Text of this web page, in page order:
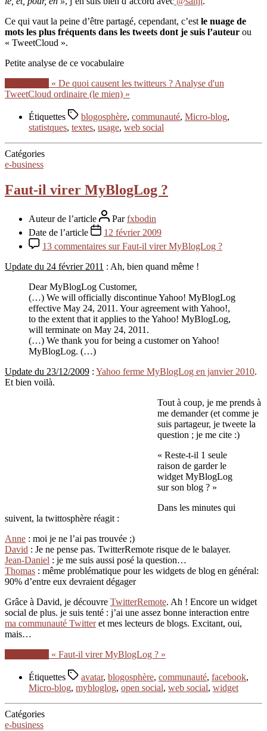
Ce qui vaut la peine d’être partagé, cependant, c’est le nuage de
mots les plus fréquents dans les tweets dont je suis l’auteur ou
« TweetCloud ».
Petite analyse de ce vocabulaire
« De quoi causent les twitteurs ? Analyse d'un
TweetCloud ordinaire (le mien) »
Étiquettes blogosphère, communauté, Micro-blog,
statistques, textes, usage, web social
Catégories
e-business
Faut-il virer MyBlogLog ?
Auteur de l’article Parfxbodin
Date de l’article
12 février 2009
13 commentaires sur Faut-il virer MyBlogLog ?
Update du 24 février 2011 : Ah, bien quand même !
Dear MyBlogLog Customer,
(…) We will officially discontinue Yahoo! MyBlogLog
effective May 24, 2011. Your agreement with Yahoo!,
to the extent that it applies to the Yahoo! MyBlogLog,
will terminate on May 24, 2011.
(…) We thank you for being a customer on Yahoo!
MyBlogLog. (…)
Update du 23/12/2009 : Yahoo ferme MyBlogLog en janvier 2010.
Et bien voilà.
Tout à coup, je me prends à
me demander (et comme je
suis partageur, je tweete la
question ; je me cite :)
« Reste-t-il 1 seule
raison de garder le
widget MyBlogLog
sur son blog ? »
Dans les minutes qui
suivent, la twittosphère réagit :
Anne : moi je ne l’ai pas trouvée ;)
David : Je ne pense pas. TwitterRemote risque de le balayer.
Jean-Daniel : je me suis aussi posé la question…
Thomas : même problématique pour les widgets de blog en général:
90% d’entre eux devraient dégager
Grâce à David, je découvre TwitterRemote. Ah ! Encore un widget
social de plus. je suis tenté : j’ai une assez bonne interaction entre
ma communauté Twitteret mes lecteurs de blogs. Excitant, oui,
mais…
« Faut-il virer MyBlogLog ? »
Étiquettes avatar, blogosphère, communauté, facebook,
Micro-blog, mybloglog, open social, web social, widget
Catégories
e-business